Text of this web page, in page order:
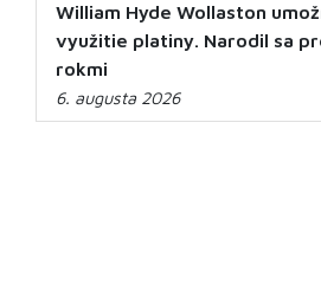
William Hyde Wollaston
využitie platiny. Narodil sa
rokmi
6. augusta 2026